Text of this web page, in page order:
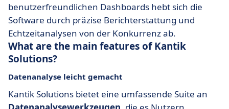
benutzerfreundlichen Dashboards hebt sich die
Software durch präzise Berichterstattung und
Echtzeitanalysen von der Konkurrenz ab.
What are the main features of Kantik
Solutions?
Datenanalyse leicht gemacht
Kantik Solutions bietet eine umfassende Suite an